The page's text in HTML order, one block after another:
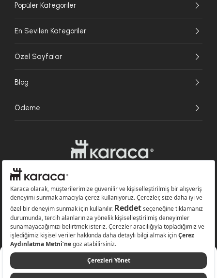
Sepete Ekle
Popüler Kategoriler
En Sevilen Kategoriler
Özel Sayfalar
Blog
Ödeme
Websitesinde kullanılan bazı görseller yapay zekâ (AI) ile üretilmiştir.
Karaca.com © 2026 - Karaca Züccaciye A.Ş. Tüm hakları saklıdır.